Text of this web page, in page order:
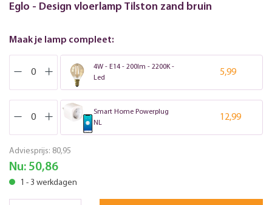
Eglo - Design vloerlamp Tilston zand bruin
Maak je lamp compleet:
4W - E14 - 200lm - 2200K -
Led
5,99
Smart Home Powerplug
NL
12,99
Adviesprijs: 80,95
Nu: 50,86
1 - 3 werkdagen